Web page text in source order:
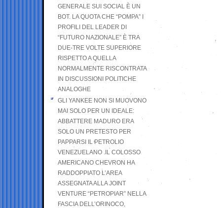
GENERALE SUI SOCIAL È UN
BOT. LA QUOTA CHE “POMPA” I
PROFILI DEL LEADER DI
“FUTURO NAZIONALE” È TRA
DUE-TRE VOLTE SUPERIORE
RISPETTO A QUELLA
NORMALMENTE RISCONTRATA
IN DISCUSSIONI POLITICHE
ANALOGHE
GLI YANKEE NON SI MUOVONO
MAI SOLO PER UN IDEALE:
ABBATTERE MADURO ERA
SOLO UN PRETESTO PER
PAPPARSI IL PETROLIO
VENEZUELANO .IL COLOSSO
AMERICANO CHEVRON HA
RADDOPPIATO L’AREA
ASSEGNATA ALLA JOINT
VENTURE “PETROPIAR” NELLA
FASCIA DELL’ORINOCO,